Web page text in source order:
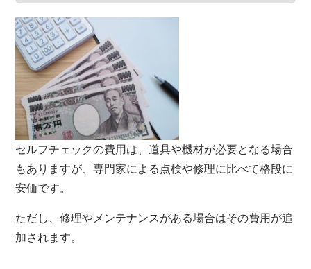
セルフチェックの費用は、道具や機材が必要となる場合
もありますが、専門家による点検や修理に比べて格段に
安価です。
ただし、修理やメンテナンスがある場合はその費用が追
加されます。